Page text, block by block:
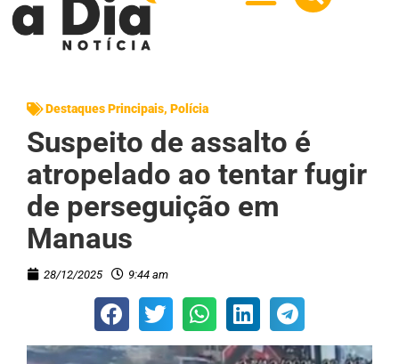
Destaques Principais, Polícia
Suspeito de assalto é
atropelado ao tentar fugir
de perseguição em
Manaus
28/12/2025 9:44 am